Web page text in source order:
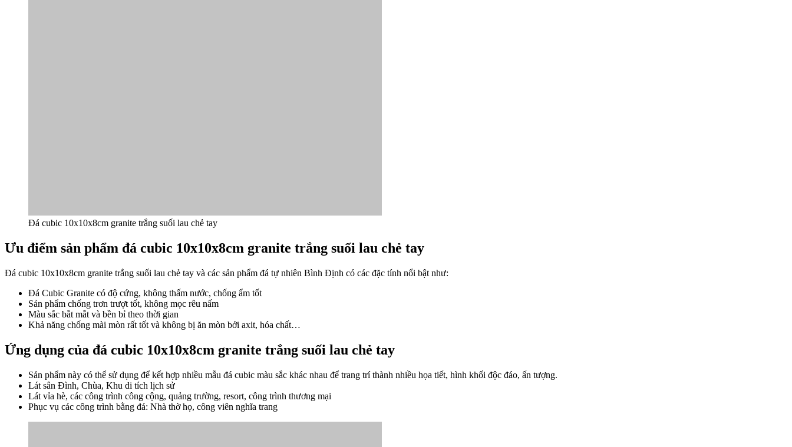
Đá cubic 10x10x8cm granite trắng suối lau chẻ tay
Ưu điểm sản phẩm đá cubic 10x10x8cm granite trắng suối lau chẻ tay
Đá cubic 10x10x8cm granite trắng suối lau chẻ tay và các sản phẩm đá tự nhiên Bình Định có các đặc tính nổi bật như:
Đá Cubic Granite có độ cứng, không thấm nước, chống ẩm tốt
Sản phẩm chống trơn trượt tốt, không mọc rêu nấm
Màu sắc bắt mắt và bền bỉ theo thời gian
Khả năng chống mài mòn rất tốt và không bị ăn mòn bởi axit, hóa chất…
Ứng dụng của đá cubic 10x10x8cm granite trắng suối lau chẻ tay
Sản phẩm này có thể sử dụng để kết hợp nhiều mẫu đá cubic màu sắc khác nhau để trang trí thành nhiều họa tiết, hình khối độc đáo, ấn tượng.
Lát sân Đình, Chùa, Khu di tích lịch sử
Lát vỉa hè, các công trình công cộng, quảng trường, resort, công trình thương mại
Phục vụ các công trình bằng đá: Nhà thờ họ, công viên nghĩa trang